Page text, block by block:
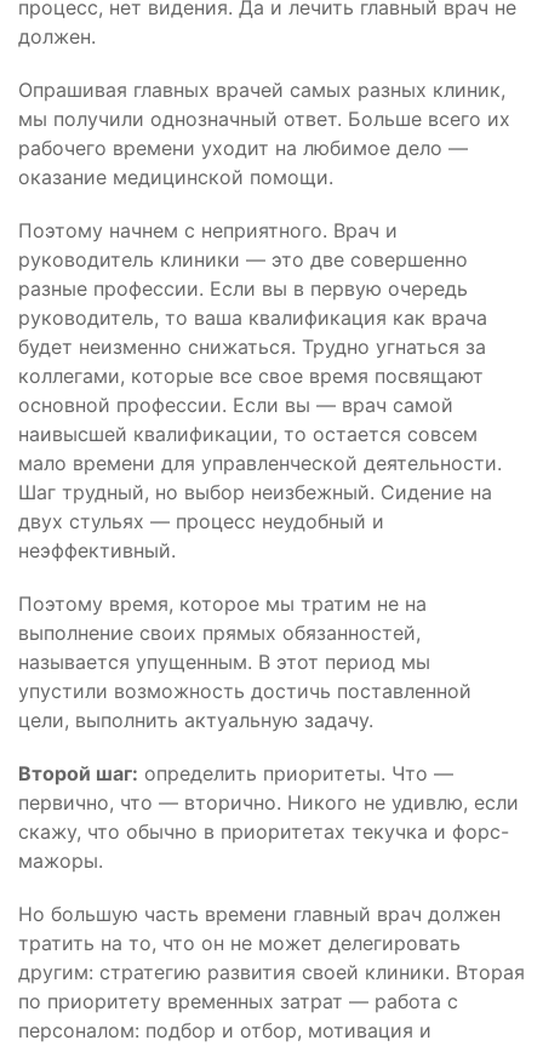
процесс, нет видения. Да и лечить главный врач не
должен.
Опрашивая главных врачей самых разных клиник,
мы получили однозначный ответ. Больше всего их
рабочего времени уходит на любимое дело —
оказание медицинской помощи.
Поэтому начнем с неприятного. Врач и
руководитель клиники — это две совершенно
разные профессии. Если вы в первую очередь
руководитель, то ваша квалификация как врача
будет неизменно снижаться. Трудно угнаться за
коллегами, которые все свое время посвящают
основной профессии. Если вы — врач самой
наивысшей квалификации, то остается совсем
мало времени для управленческой деятельности.
Шаг трудный, но выбор неизбежный. Сидение на
двух стульях — процесс неудобный и
неэффективный.
Поэтому время, которое мы тратим не на
выполнение своих прямых обязанностей,
называется упущенным. В этот период мы
упустили возможность достичь поставленной
цели, выполнить актуальную задачу.
Второй шаг: определить приоритеты. Что —
первично, что — вторично. Никого не удивлю, если
скажу, что обычно в приоритетах текучка и форс-
мажоры.
Но большую часть времени главный врач должен
тратить на то, что он не может делегировать
другим: стратегию развития своей клиники. Вторая
по приоритету временных затрат — работа с
персоналом: подбор и отбор, мотивация и